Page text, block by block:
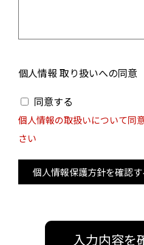
個人情報 取り扱いへの同意
同意する
個人情報の取扱いについて同
さい
個人情報保護方針を確認す